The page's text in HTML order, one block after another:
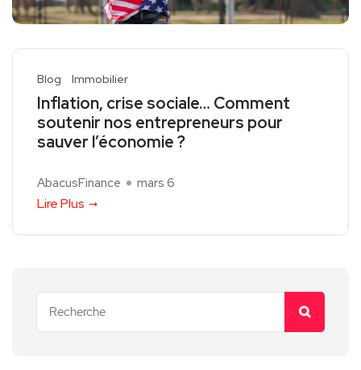
Blog Immobilier
Inflation, crise sociale… Comment
soutenir nos entrepreneurs pour
sauver l’économie ?
AbacusFinance mars 6
Lire Plus